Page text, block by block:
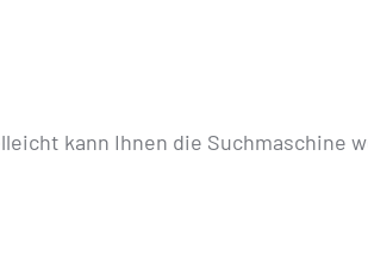
kann Ihnen die Suchmaschine